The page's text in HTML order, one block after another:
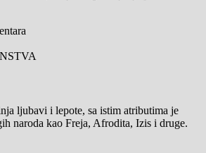
ljubavi i lepote, sa istim atributima je
naroda kao Freja, Afrodita, Izis i druge.